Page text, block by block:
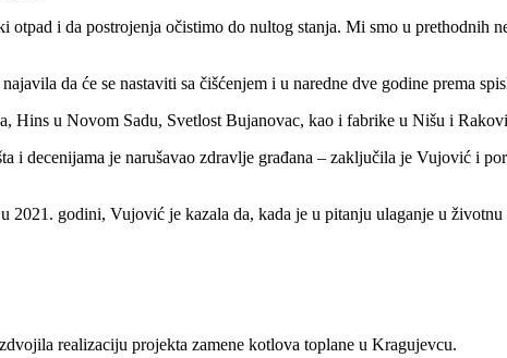
i da postrojenja očistimo do nultog stanja. Mi smo u prethodnih
da će se nastaviti sa čišćenjem i u naredne dve godine prema
Hins u Novom Sadu, Svetlost Bujanovac, kao i fabrike u Nišu i
i decenijama je narušavao zdravlje građana – zaključila je Vujović i
2021. godini, Vujović je kazala da, kada je u pitanju ulaganje u
realizaciju projekta zamene kotlova toplane u Kragujevcu.